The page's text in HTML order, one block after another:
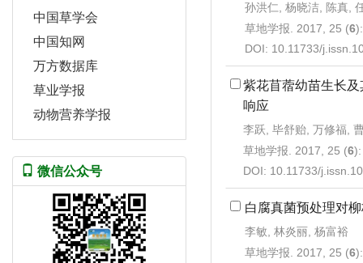
孙洪仁, 杨晓洁, 陈真,
草地学报. 2017, 25 (6
DOI: 10.11733/
紫花苜蓿幼苗生长
响应
李跃, 毕舒贻, 万修福,
草地学报. 2017, 25 (6
DOI: 10.11733/
白腐真菌预处理对
李敏, 林炎丽, 杨富裕
草地学报. 2017, 25 (6
中国草学会
中国知网
万方数据库
草业学报
动物营养学报
微信公众号